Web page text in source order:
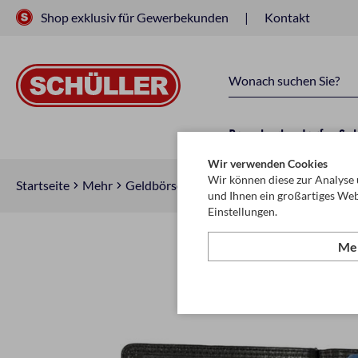
Shop exklusiv für Gewerbekunden Kontakt
Raucherbedarf
Startseite Mehr Geldbörsen, Kleinlederware,
Wir verwenden Cookies
Wir können diese zur
und Ihnen ein großartiges
Einstellungen.